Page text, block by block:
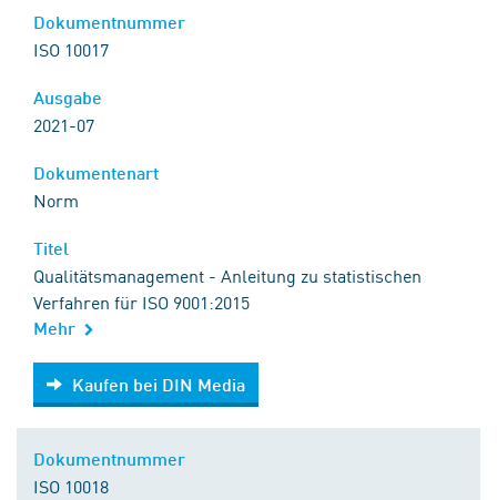
ISO 10017
2021-07
Norm
Qualitätsmanagement - Anleitung zu statistischen
Verfahren für ISO 9001:2015
Mehr
Kaufen bei DIN Media
Kaufen bei DIN Media
ISO 10018